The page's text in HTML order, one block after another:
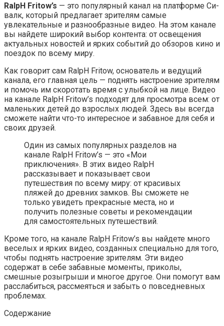
RalpH Fritow’s — это популярный канал на платформе Си-
валк, который предлагает зрителям самые
увлекательные и разнообразные видео. На этом канале
вы найдете широкий выбор контента: от освещения
актуальных новостей и ярких событий до обзоров кино и
поездок по всему миру.
Как говорит сам RalpH Fritow, основатель и ведущий
канала, его главная цель — поднять настроение зрителям
и помочь им скоротать время с улыбкой на лице. Видео
на канале RalpH Fritow’s подходят для просмотра всем: от
маленьких детей до взрослых людей. Здесь вы всегда
сможете найти что-то интересное и забавное для себя и
своих друзей.
Один из самых популярных разделов на
канале RalpH Fritow’s — это «Мои
приключения». В этих видео RalpH
рассказывает и показывает свои
путешествия по всему миру: от красивых
пляжей до древних замков. Вы сможете не
только увидеть прекрасные места, но и
получить полезные советы и рекомендации
для самостоятельных путешествий.
Кроме того, на канале RalpH Fritow’s вы найдете много
веселых и ярких видео, созданных специально для того,
чтобы поднять настроение зрителям. Эти видео
содержат в себе забавные моменты, приколы,
смешные розыгрыши и многое другое. Они помогут вам
расслабиться, рассмеяться и забыть о повседневных
проблемах.
Содержание